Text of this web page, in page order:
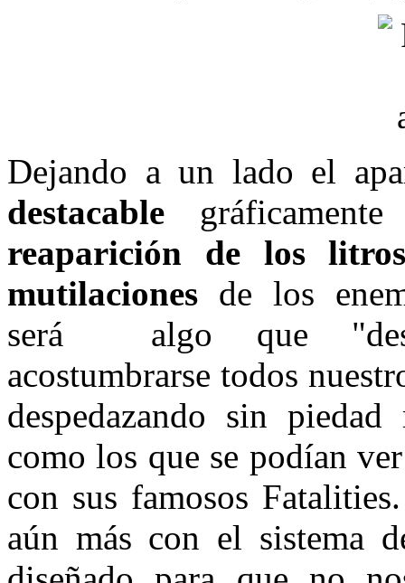
Dejando a un lado el
destacable
reaparición de los
mutilaciones de los
será algo que
acostumbrarse todos
despedazando sin
como los que se podían
con sus famosos
aún más con el sistema